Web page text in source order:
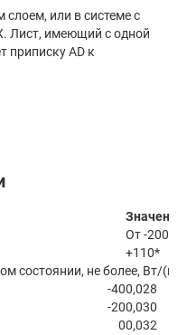
или в системе с
Лист, имеющий с одной
приписку AD к
Значение
От -200 до
+110*
состоянии, не более, Вт/
-40
-20
0
0,028
0,030
0,032